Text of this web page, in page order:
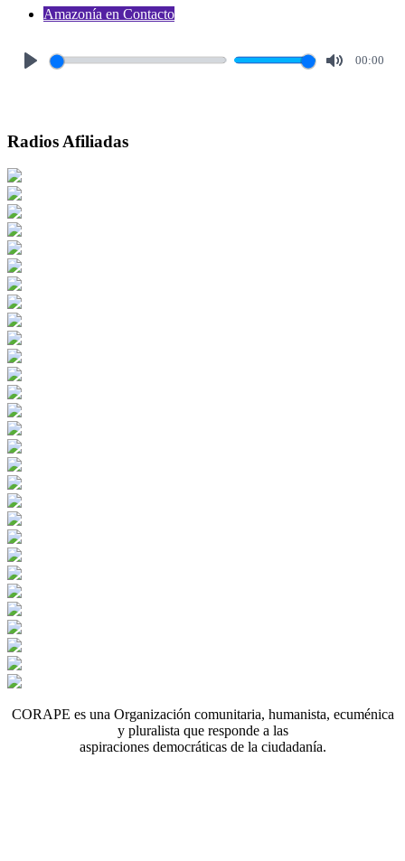
Amazonía en Contacto
00:00
Radios Afiliadas
CORAPE es una Organización comunitaria, humanista, ecuménica
y pluralista que responde a las
aspiraciones democráticas de la ciudadanía.